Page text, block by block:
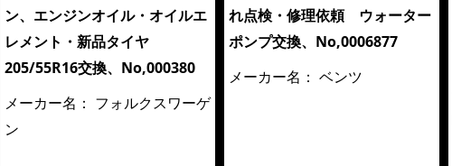
ン、エンジンオイル・オイルエ
レメント・新品タイヤ
205/55R16交換、No,000380
メーカー名： フォルクスワーゲ
ン
れ点検・修理依頼 ウォーター
ポンプ交換、No,0006877
メーカー名： ベンツ